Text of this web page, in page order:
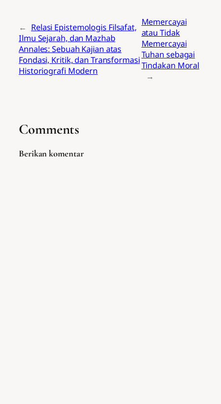
← Relasi Epistemologis Filsafat,
Ilmu Sejarah, dan Mazhab
Annales: Sebuah Kajian atas
Fondasi, Kritik, dan Transformasi
Historiografi Modern
Memercayai
atau Tidak
Memercayai
Tuhan sebagai
Tindakan Moral
→
Comments
Berikan komentar